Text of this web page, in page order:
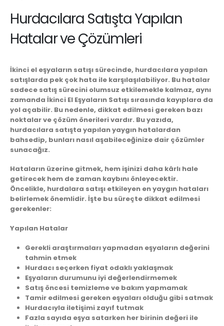
Hurdacılara Satışta Yapılan
Hatalar ve Çözümleri
İkinci el eşyaların satışı sürecinde, hurdacılara yapılan
satışlarda pek çok hata ile karşılaşılabiliyor. Bu hatalar
sadece satış sürecini olumsuz etkilemekle kalmaz, aynı
zamanda İkinci El Eşyaların Satışı sırasında kayıplara da
yol açabilir. Bu nedenle, dikkat edilmesi gereken bazı
noktalar ve çözüm önerileri vardır. Bu yazıda,
hurdacılara satışta yapılan yaygın hatalardan
bahsedip, bunları nasıl aşabileceğinize dair çözümler
sunacağız.
Hataların üzerine gitmek, hem işinizi daha kârlı hale
getirecek hem de zaman kaybını önleyecektir.
Öncelikle, hurdalara satışı etkileyen en yaygın hataları
belirlemek önemlidir. İşte bu süreçte dikkat edilmesi
gerekenler:
Yapılan Hatalar
Gerekli araştırmaları yapmadan eşyaların değerini
tahmin etmek
Hurdacı seçerken fiyat odaklı yaklaşmak
Eşyaların durumunu iyi değerlendirmemek
Satış öncesi temizleme ve bakım yapmamak
Tamir edilmesi gereken eşyaları olduğu gibi satmak
Hurdacıyla iletişimi zayıf tutmak
Fazla sayıda eşya satarken her birinin değeri ile